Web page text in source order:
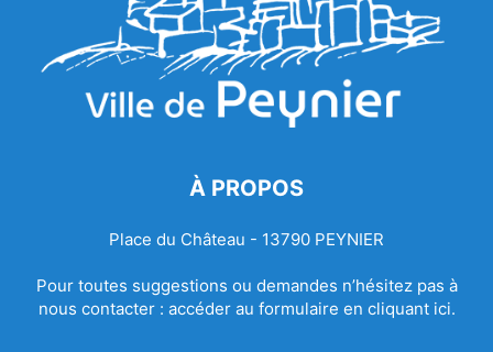
À PROPOS
Place du Château - 13790 PEYNIER
Pour toutes suggestions ou demandes n’hésitez pas à
nous contacter : accéder au formulaire en cliquant ici.